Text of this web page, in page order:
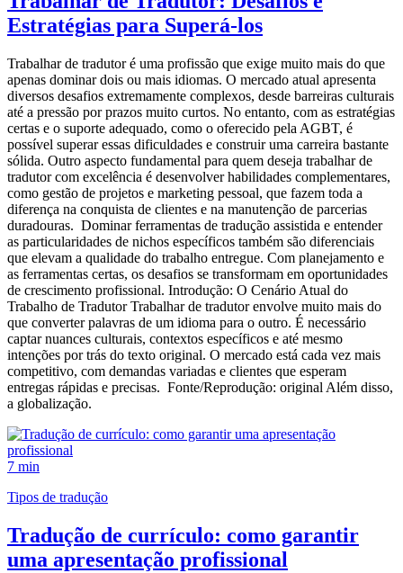
Estratégias para Superá-los
Trabalhar de tradutor é uma profissão que exige muito mais do que
apenas dominar dois ou mais idiomas. O mercado atual apresenta
diversos desafios extremamente complexos, desde barreiras culturais
até a pressão por prazos muito curtos. No entanto, com as estratégias
certas e o suporte adequado, como o oferecido pela AGBT, é
possível superar essas dificuldades e construir uma carreira bastante
sólida. Outro aspecto fundamental para quem deseja trabalhar de
tradutor com excelência é desenvolver habilidades complementares,
como gestão de projetos e marketing pessoal, que fazem toda a
diferença na conquista de clientes e na manutenção de parcerias
duradouras. Dominar ferramentas de tradução assistida e entender
as particularidades de nichos específicos também são diferenciais
que elevam a qualidade do trabalho entregue. Com planejamento e
as ferramentas certas, os desafios se transformam em oportunidades
de crescimento profissional. Introdução: O Cenário Atual do
Trabalho de Tradutor Trabalhar de tradutor envolve muito mais do
que converter palavras de um idioma para o outro. É necessário
captar nuances culturais, contextos específicos e até mesmo
intenções por trás do texto original. O mercado está cada vez mais
competitivo, com demandas variadas e clientes que esperam
entregas rápidas e precisas. Fonte/Reprodução: original Além disso,
a globalização.
7 min
Tipos de tradução
Tradução de currículo: como garantir
uma apresentação profissional